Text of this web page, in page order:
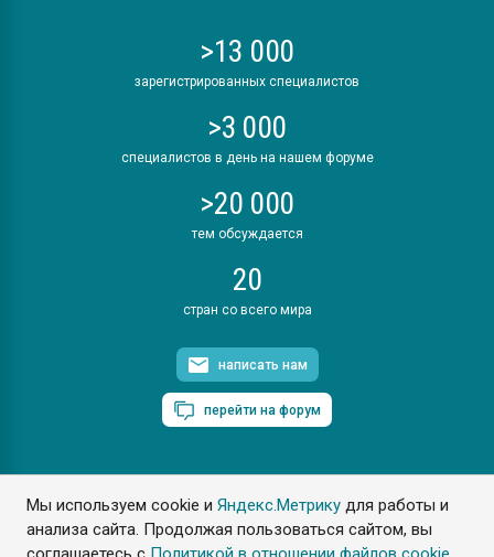
Мы используем cookie иЯндекс.Метрику для работы и
анализа сайта. Продолжая пользоваться сайтом, вы
>13 000
зарегистрированных специалистов
>3 000
специалистов в день на нашем форуме
>20 000
тем обсуждается
20
стран со всего мира
написать нам
перейти на форум
ПластЭксперт © 2006. Все права защищены
Разрешается копирование материалов сайта с обязательной
ссылкой на www.e-plastic.ru